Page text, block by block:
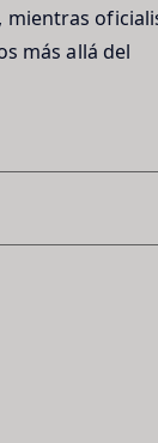
mientras
más allá del